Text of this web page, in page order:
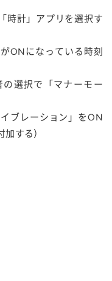
時計」アプリを選択す
ONになっている時刻
選択で「マナーモー
ブレーション」をON
する）